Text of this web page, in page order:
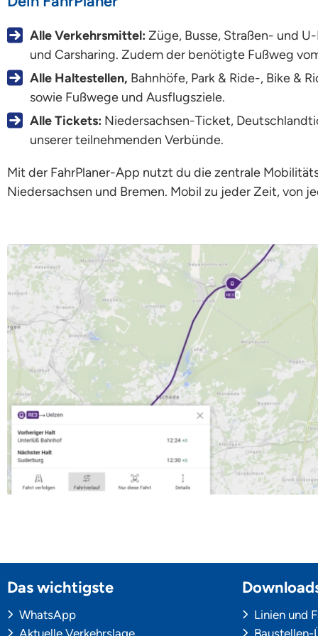
Alle Verkehrsmittel: Züge, Busse, Straßen- und
und Carsharing. Zudem der benötigte Fußweg
Alle Haltestellen, Bahnhöfe, Park & Ride-, Bike &
sowie Fußwege und Ausflugsziele.
Alle Tickets: Niedersachsen-Ticket,
unserer teilnehmenden Verbünde.
Mit der FahrPlaner-App nutzt du die zentrale
Niedersachsen und Bremen. Mobil zu jeder Zeit, von
Das wichtigste
WhatsApp
Aktuelle Verkehrslage
Linien und